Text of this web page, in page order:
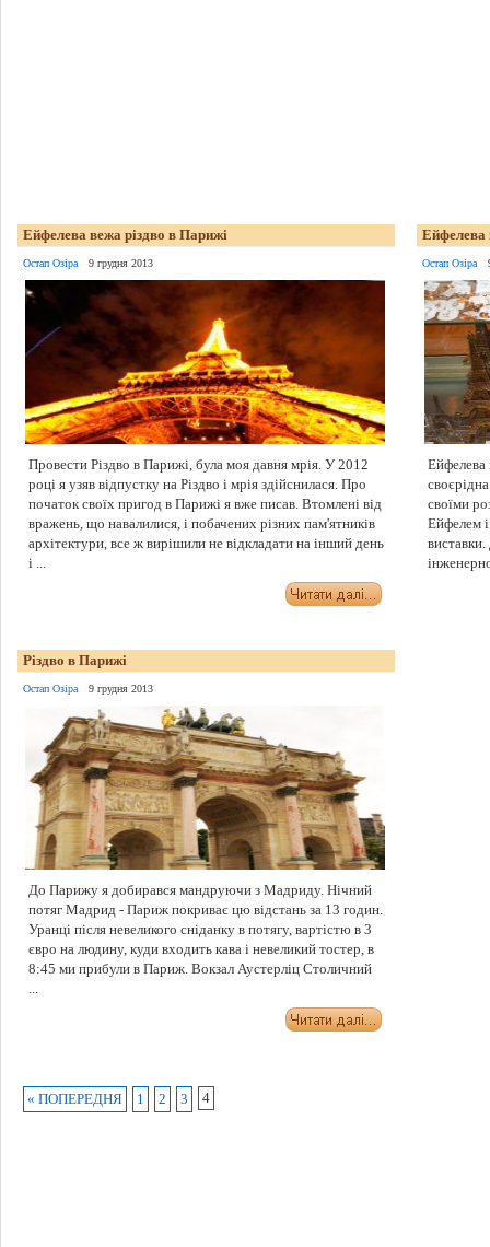
Ейфелева вежа різдво в Парижі
Остап Озіра 9 грудня 2013
Провести Різдво в Парижі, була моя давня мрія. У 2012
році я узяв відпустку на Різдво і мрія здійснилася. Про
початок своїх пригод в Парижі я вже писав. Втомлені від
вражень, що навалилися, і побачених різних пам'ятників
архітектури, все ж вирішили не відкладати на інший день
і ...
Ейфелева
Остап Озіра
Ейфелева
своїми
Ейфелем
Різдво в Парижі
Остап Озіра 9 грудня 2013
До Парижу я добирався мандруючи з Мадриду. Нічний
потяг Мадрид - Париж покриває цю відстань за 13 годин.
Уранці після невеликого сніданку в потягу, вартістю в 3
євро на людину, куди входить кава і невеликий тостер, в
8:45 ми прибули в Париж. Вокзал Аустерліц Столичний
...
« ПОПЕРЕДНЯ 1 2 3 4